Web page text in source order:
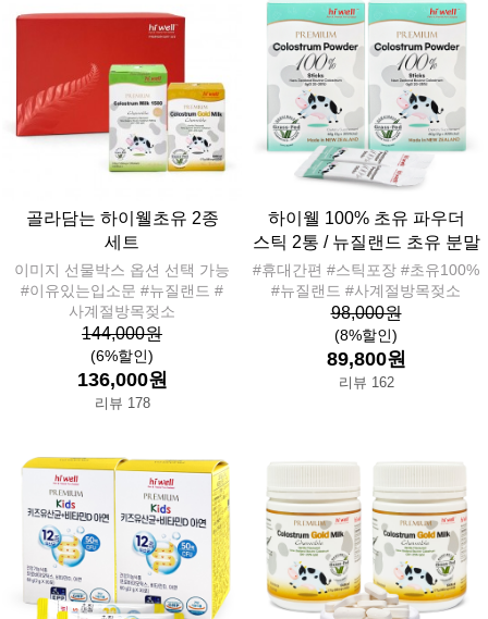
골라담는 하이웰초유 2종
세트
이미지 선물박스 옵션 선택 가능
#이유있는입소문 #뉴질랜드 #
사계절방목젖소
144,000원
(6%할인)
136,000원
리뷰 178
하이웰 100% 초유 파우더
스틱 2통 / 뉴질랜드 초유 분말
#휴대간편 #스틱포장 #초유100%
#뉴질랜드 #사계절방목젖소
98,000원
(8%할인)
89,800원
리뷰 162